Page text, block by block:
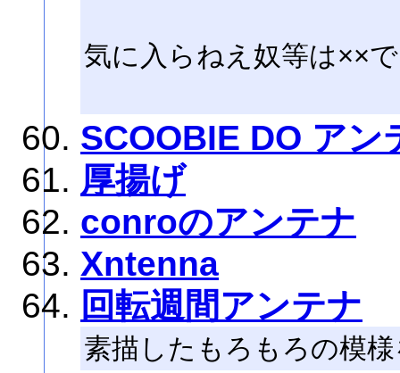
気に入らねえ奴等は××
SCOOBIE DO アン
厚揚げ
conroのアンテナ
Xntenna
回転週間アンテナ
素描したもろもろの模